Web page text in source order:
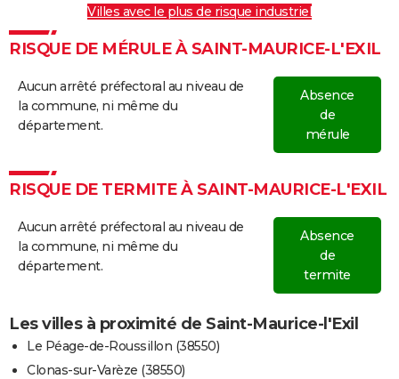
Villes avec le plus de risque industriel
RISQUE DE MÉRULE À SAINT-MAURICE-L'EXIL
Aucun arrêté préfectoral au niveau de
la commune, ni même du
département.
Absence
de
mérule
RISQUE DE TERMITE À SAINT-MAURICE-L'EXIL
Aucun arrêté préfectoral au niveau de
la commune, ni même du
département.
Absence
de
termite
Les villes à proximité de Saint-Maurice-l'Exil
Le Péage-de-Roussillon (38550)
Clonas-sur-Varèze (38550)